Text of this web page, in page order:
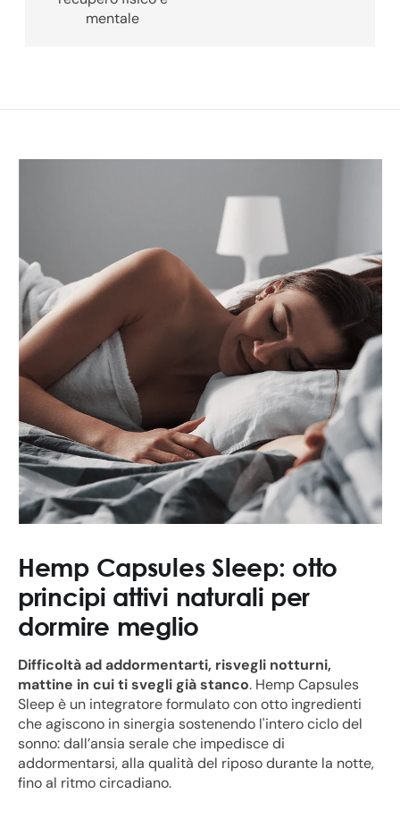
mentale
Hemp Capsules Sleep: otto
principi attivi naturali per
dormire meglio
Difficoltà ad addormentarti, risvegli notturni,
mattine in cui ti svegli già stanco. Hemp Capsules
Sleep è un integratore formulato con otto ingredienti
che agiscono in sinergia sostenendo l'intero ciclo del
sonno: dall’ansia serale che impedisce di
addormentarsi, alla qualità del riposo durante la notte,
fino al ritmo circadiano.